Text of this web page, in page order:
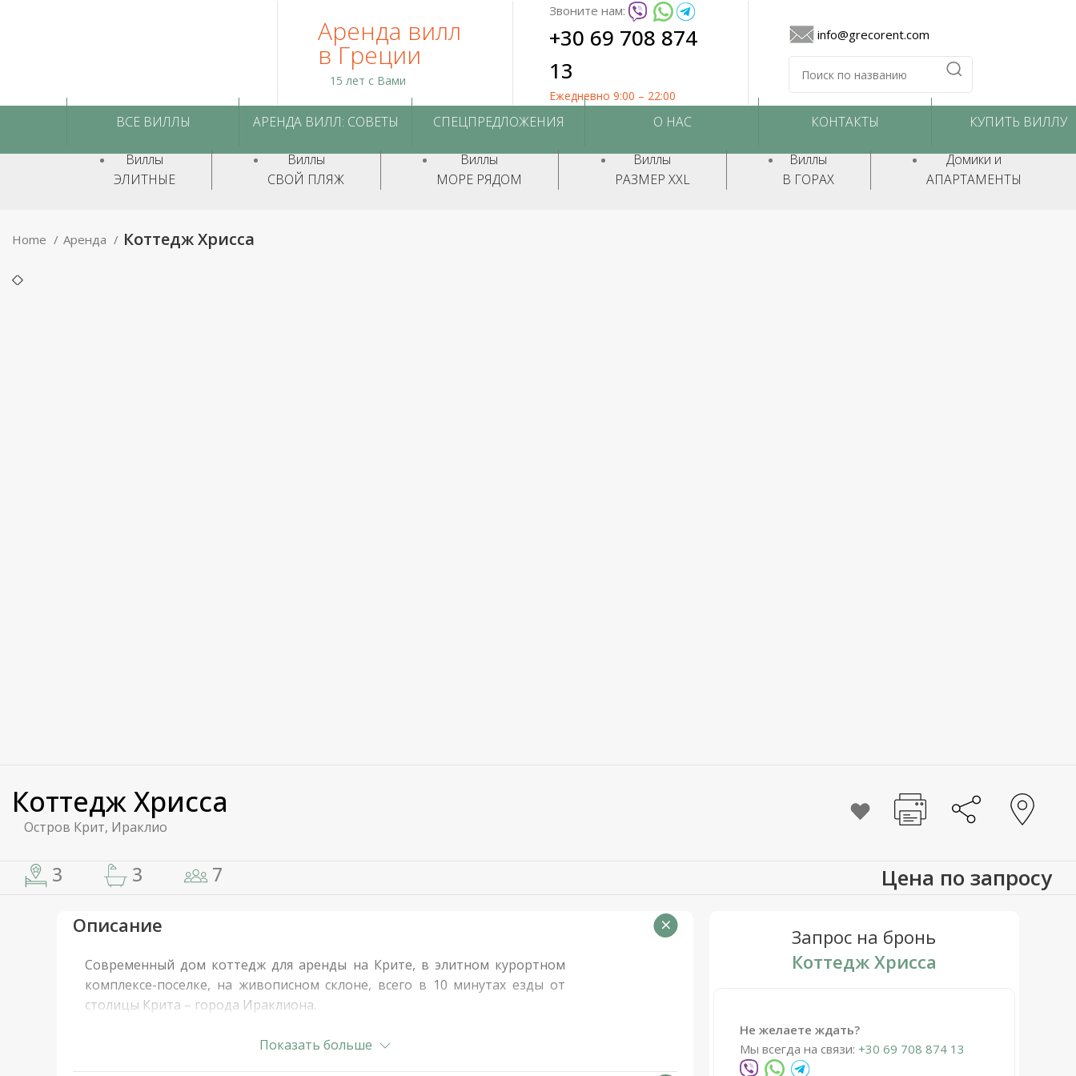
Аренда вилл
в Греции
15 лет с Вами
Звоните нам:
+30 69 708 874
13
Ежедневно 9:00 – 22:00
info@grecorent.com
ВСЕ ВИЛЛЫ АРЕНДА ВИЛЛ: СОВЕТЫ СПЕЦПРЕДЛОЖЕНИЯ О НАС КОНТАКТЫ КУПИТЬ ВИЛЛУ
Виллы
ЭЛИТНЫЕ
Виллы
СВОЙ ПЛЯЖ
Виллы
МОРЕ РЯДОМ
Виллы
РАЗМЕР XXL
Виллы
В ГОРАХ
Домики и
АПАРТАМЕНТЫ
Home Аренда Коттедж Хрисса
Коттедж Хрисса
Остров Крит, Ираклио
3 3 7 Цена по запросу
Описание
Современный дом коттедж для аренды на Крите, в элитном курортном
комплексе-поселке, на живописном склоне, всего в 10 минутах езды от
столицы Крита – города Ираклиона.
Общая площадь 300 кв. м. в 3 этажа: 3 спальни, 3 ванные комнаты,
Показать больше
Запрос на бронь
Коттедж Хрисса
Не желаете ждать?
Мы всегда на связи: +30 69 708 874 13